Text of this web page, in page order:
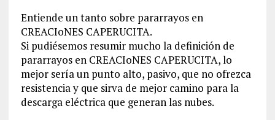
Entiende un tanto sobre pararrayos en
CREACIoNES CAPERUCITA.
Si pudiésemos resumir mucho la definición de
pararrayos en CREACIoNES CAPERUCITA, lo
mejor sería un punto alto, pasivo, que no ofrezca
resistencia y que sirva de mejor camino para la
descarga eléctrica que generan las nubes.